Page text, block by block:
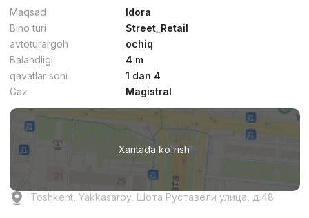
Maqsad
Idora
Bino turi
Street_Retail
avtoturargoh
ochiq
Balandligi
4 m
qavatlar soni
1 dan 4
Gaz
Magistral
Xaritada ko'rish
Toshkent, Yakkasaroy, Шота Руставели улица, д.48